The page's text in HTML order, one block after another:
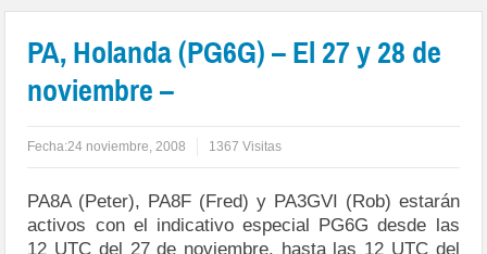
PA, Holanda (PG6G) – El 27 y 28 de
noviembre –
Fecha:24 noviembre, 2008 1367 Visitas
PA8A (Peter), PA8F (Fred) y PA3GVI (Rob) estarán
activos con el indicativo especial PG6G desde las
12 UTC del 27 de noviembre, hasta las 12 UTC del